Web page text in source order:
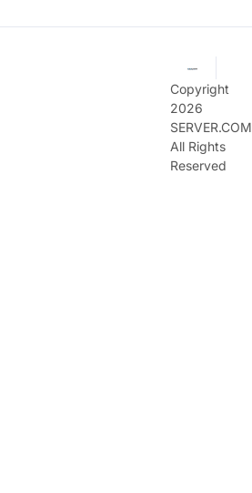
Copyright
2026
All Rights
Reserved